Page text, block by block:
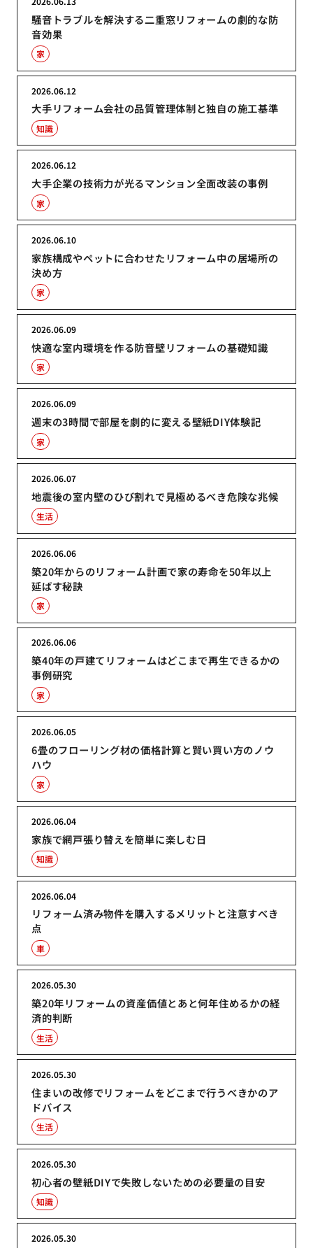
騒音トラブルを解決する二重窓リフォームの劇的な防
音効果
家
大手リフォーム会社の品質管理体制と独自の施工基準
2026.06.12
知識
大手企業の技術力が光るマンション全面改装の事例
2026.06.12
家
家族構成やペットに合わせたリフォーム中の居場所の
決め方
2026.06.10
家
快適な室内環境を作る防音壁リフォームの基礎知識
2026.06.09
家
週末の3時間で部屋を劇的に変える壁紙DIY体験記
2026.06.09
家
地震後の室内壁のひび割れで見極めるべき危険な兆候
2026.06.07
生活
築20年からのリフォーム計画で家の寿命を50年以上
延ばす秘訣
2026.06.06
家
築40年の戸建てリフォームはどこまで再生できるかの
事例研究
2026.06.06
家
6畳のフローリング材の価格計算と賢い買い方のノウ
ハウ
2026.06.05
家
家族で網戸張り替えを簡単に楽しむ日
2026.06.04
知識
リフォーム済み物件を購入するメリットと注意すべき
点
2026.06.04
車
築20年リフォームの資産価値とあと何年住めるかの経
済的判断
2026.05.30
生活
住まいの改修でリフォームをどこまで行うべきかのア
ドバイス
2026.05.30
生活
初心者の壁紙DIYで失敗しないための必要量の目安
2026.05.30
知識
2026.05.30